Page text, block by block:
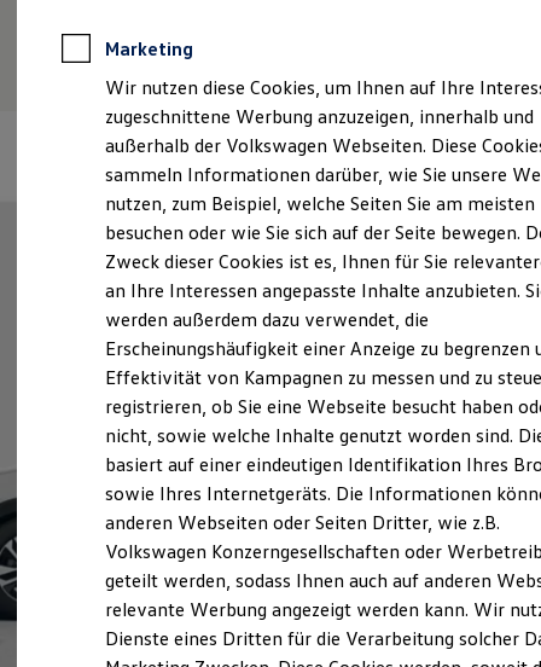
Anpfiff zum Gewinn
Elektroautos
ID. Tutorials
Der neue ID. Polo
Der ID.4
Der ID.4 GTX
Der ID.5 GTX
Der ID.7 GTX
Der ID.7 Tourer
Der ID.7 GTX Tourer
Der neue ID. Cross
Elektrofahrzeugkonzepte
ID. EVERY1
Reichweite
Reichweite der ID. Modelle
Reichweite im Winter
Rekuperation
Laden unterwegs
Laden Zuhause
Ladestationen finden
Ladezeitensimulator
Batterie
Sicherheit
Garantie und Lebensdauer
Marketing
Wir nutzen diese Cookies, um Ihnen auf Ihre
zugeschnittene Werbung anzuzeigen, innerhalb und
außerhalb der Volkswagen Webseiten. Diese
sammeln Informationen darüber, wie Sie unsere
nutzen, zum Beispiel, welche Seiten Sie am meisten
besuchen oder wie Sie sich auf der Seite bewegen.
Zweck dieser Cookies ist es, Ihnen für Sie
an Ihre Interessen angepasste Inhalte anzubieten.
werden außerdem dazu verwendet, die
Erscheinungshäufigkeit einer Anzeige zu begrenzen
Effektivität von Kampagnen zu messen und zu
registrieren, ob Sie eine Webseite besucht haben
nicht, sowie welche Inhalte genutzt worden sind.
basiert auf einer eindeutigen Identifikation Ihres
sowie Ihres Internetgeräts. Die Informationen
anderen Webseiten oder Seiten Dritter, wie z.B.
Volkswagen Konzerngesellschaften oder
geteilt werden, sodass Ihnen auch auf anderen
relevante Werbung angezeigt werden kann. Wir
Dienste eines Dritten für die Verarbeitung solcher